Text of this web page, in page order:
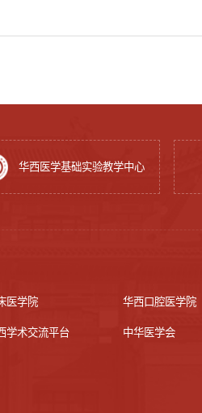
华西医学基础实验教学中心
医学院 华西口腔医学院
学术交流平台 中华医学会